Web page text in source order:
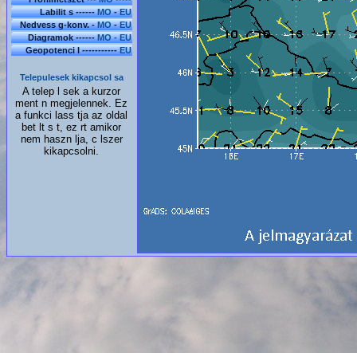
Labilit s ------MO-EU
Nedvess g-konv. -MO-EU
Diagramok ------MO - EU
Geopotenci l -----------EU
Telepulesek kikapcsol sa
A telep l sek a kurzor
ment n megjelennek. Ez
a funkci lass tja az oldal
bet lt s t, ez rt amikor
nem haszn lja, c lszer
kikapcsolni.